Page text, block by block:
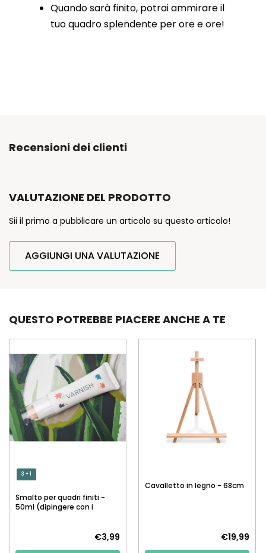
Quando sarà finito, potrai ammirare il
tuo quadro splendente per ore e ore!
Recensioni dei clienti
VALUTAZIONE DEL PRODOTTO
Sii il primo a pubblicare un articolo su questo articolo!
AGGIUNGI UNA VALUTAZIONE
QUESTO POTREBBE PIACERE ANCHE A TE
3 + 1
Smalto per quadri finiti -
50ml (dipingere con i
€3,99
Cavalletto in legno - 68cm
€19,99